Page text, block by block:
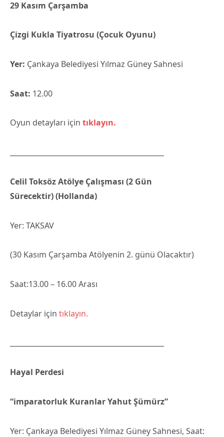
29 Kasım Çarşamba
Çizgi Kukla Tiyatrosu (Çocuk Oyunu)
Yer: Çankaya Belediyesi Yılmaz Güney Sahnesi
Saat: 12.00
Oyun detayları için tıklayın.
Celil Toksöz Atölye Çalışması (2 Gün
Sürecektir) (Hollanda)
Yer: TAKSAV
(30 Kasım Çarşamba Atölyenin 2. günü Olacaktır)
Saat:13.00 – 16.00 Arası
Detaylar için tıklayın.
Hayal Perdesi
“imparatorluk Kuranlar Yahut Şümürz”
Yer: Çankaya Belediyesi Yılmaz Güney Sahnesi, Saat: